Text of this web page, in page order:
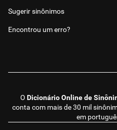
O Dicionário Online de
conta com mais de 30 mil
em
Sugerir sinônimos
Encontrou um erro?